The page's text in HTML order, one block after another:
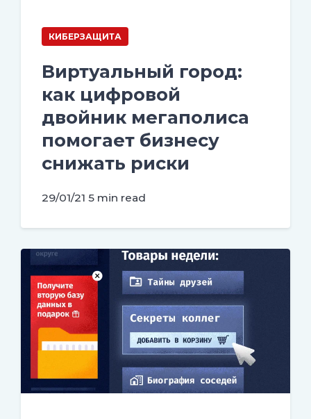
КИБЕРЗАЩИТА
Виртуальный город:
как цифровой
двойник мегаполиса
помогает бизнесу
снижать риски
29/01/21 5 min read